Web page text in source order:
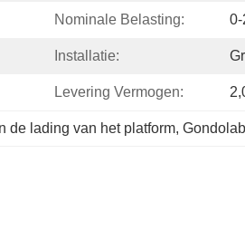
Nominale Belasting: 0-
Installatie:
Levering Vermogen:
de lading van het platform,